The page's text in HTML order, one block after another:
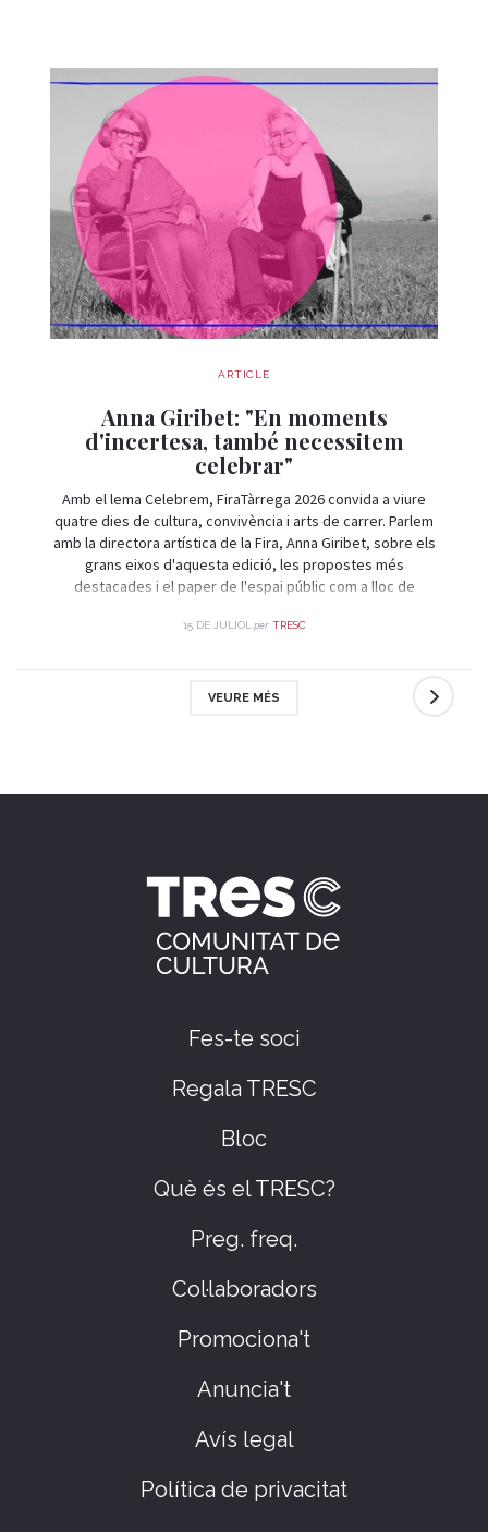
ARTICLE
Anna Giribet: "En moments
d'incertesa, també necessitem
celebrar"
Amb el lema Celebrem, FiraTàrrega 2026 convida a viure
quatre dies de cultura, convivència i arts de carrer. Parlem
amb la directora artística de la Fira, Anna Giribet, sobre els
grans eixos d'aquesta edició, les propostes més
destacades i el paper de l'espai públic com a lloc de
15 DE JULIOL per TRESC
VEURE MÉS
Fes-te soci
Regala TRESC
Bloc
Què és el TRESC?
Preg. freq.
Col·laboradors
Promociona't
Anuncia't
Avís legal
Política de privacitat